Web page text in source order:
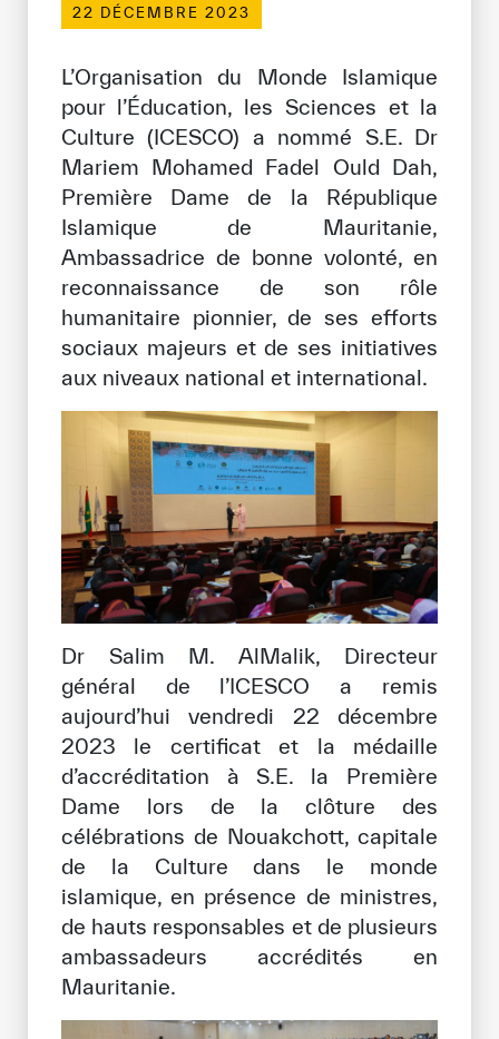
Bibliothèque Numérique de l’ICESCO
Actualités et événements
Communiqués de presse
Événements
Réseaux Sociaux de l’ICESCO
Contact
Contact
Bureaux de l’ICESCO
S’engager
Notre méthode de travail
S’engager
Rejoignez la famille de l’ICESCO
Pour les fournisseurs
Devenir partenaire
Soutien et dons
Copyright ICESCO. Tous droits réservés.
Conditions d’utilisation
Politique et procédure concernant l’IA
PPSSI
Droit d’auteur
Clause de non-responsabilité
22 DÉCEMBRE 2023
L’Organisation du Monde Islamique
pour l’Éducation, les Sciences et la
Culture (ICESCO) a nommé S.E. Dr
Mariem Mohamed Fadel Ould Dah,
Première Dame de la République
Islamique de Mauritanie,
Ambassadrice de bonne volonté, en
reconnaissance de son rôle
humanitaire pionnier, de ses efforts
sociaux majeurs et de ses initiatives
aux niveaux national et international.
Dr Salim M. AlMalik, Directeur
général de l’ICESCO a remis
aujourd’hui vendredi 22 décembre
2023 le certificat et la médaille
d’accréditation à S.E. la Première
Dame lors de la clôture des
célébrations de Nouakchott, capitale
de la Culture dans le monde
islamique, en présence de ministres,
de hauts responsables et de plusieurs
ambassadeurs accrédités en
Mauritanie.